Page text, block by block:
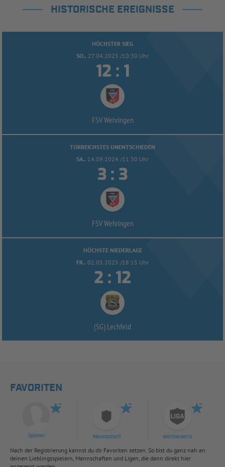
HISTORISCHE EREIGNISSE
HÖCHSTER SIEG
SO.. 27.04.2025 /10:30 Uhr
 : 
FSV Wehringen
TORREICHSTES UNENTSCHIEDEN
SA.. 14.09.2024 /11:30 Uhr
 : 
FSV Wehringen
HÖCHSTE NIEDERLAGE
FR.. 02.05.2025 /18:15 Uhr
 : 
(SG) Lechfeld
FAVORITEN
Spieler Mannschaft Wettbewerb
Nach der Registrierung kannst du dir Favoriten setzen. So bist du ganz nah an
deinen Lieblingsspielern, Mannschaften und Ligen, die dann direkt hier